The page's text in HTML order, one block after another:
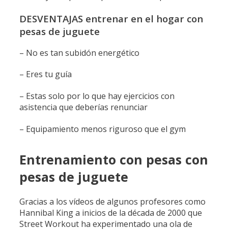
DESVENTAJAS entrenar en el hogar con
pesas de juguete
– No es tan subidón energético
– Eres tu guía
– Estas solo por lo que hay ejercicios con
asistencia que deberías renunciar
– Equipamiento menos riguroso que el gym
Entrenamiento con pesas con
pesas de juguete
Gracias a los vídeos de algunos profesores como
Hannibal King a inicios de la década de 2000 que
Street Workout ha experimentado una ola de